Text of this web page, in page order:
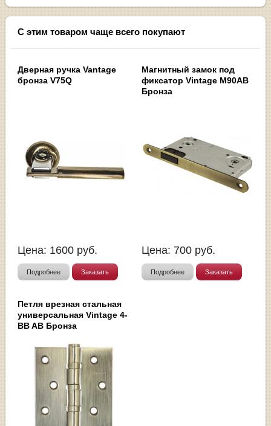
С этим товаром чаще всего покупают
Дверная ручка Vantage
бронза V75Q
Цена: 1600 руб.
Подробнее Заказать
Магнитный замок под
фиксатор Vintage M90AB
Бронза
Цена: 700 руб.
Подробнее Заказать
Петля врезная стальная
универсальная Vintage 4-
BB AB Бронза